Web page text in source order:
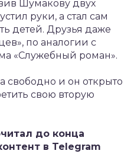
Шумакову двух
руки, а стал сам
детей. Друзья даже
по аналогии с
«Служебный роман».
свободно и он открыто
свою вторую
до конца
в Telegram